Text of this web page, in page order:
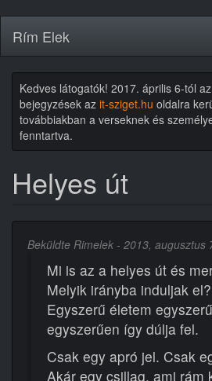
tartalomra
Rím Elek
Kedves látogatók! 2017. április 6-tól
bejegyzések az it-sziget.hu oldalra
továbbiakban a verseknek és
fenntartva.
Helyes út
Beküldte Rimelek - 2013, augusztus
Mi is az a helyes út és
Melyik irányba induljak el?
Egyszerű életem
egyszerűen így dúlja fel.
Csak egy apró jel. Csak
Akár egy csillag, ami rám